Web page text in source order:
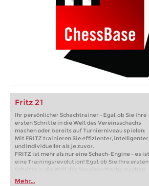
Fritz 21
Ihr persönlicher Schachtrainer - Egal, ob Sie Ihre
ersten Schritte in die Welt des Vereinsschachs
machen oder bereits auf Turnierniveau spielen:
Mit FRITZ trainieren Sie effizienter, intelligenter
und individueller als je zuvor.
FRITZ ist mehr als nur eine Schach-Engine – es ist
eine Trainingsrevolution! Egal, ob Sie Ihre ersten
Schritte in die Welt des Vereinsschachs machen
oder bereits auf Turnierniveau spielen: Mit
Mehr...